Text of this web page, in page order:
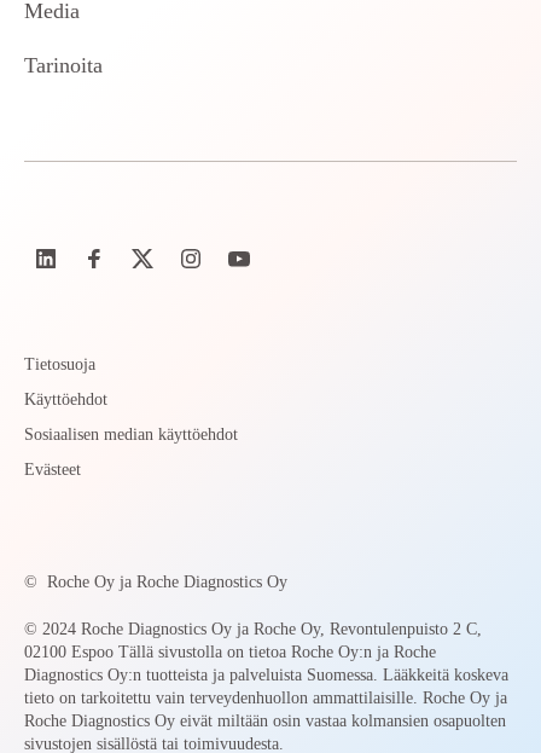
Media
Tarinoita
Tietosuoja
Käyttöehdot
Sosiaalisen median käyttöehdot
Evästeet
© Roche Oy ja Roche Diagnostics Oy
© 2024 Roche Diagnostics Oy ja Roche Oy, Revontulenpuisto 2 C,
02100 Espoo Tällä sivustolla on tietoa Roche Oy:n ja Roche
Diagnostics Oy:n tuotteista ja palveluista Suomessa. Lääkkeitä koskeva
tieto on tarkoitettu vain terveydenhuollon ammattilaisille. Roche Oy ja
Roche Diagnostics Oy eivät miltään osin vastaa kolmansien osapuolten
sivustojen sisällöstä tai toimivuudesta.